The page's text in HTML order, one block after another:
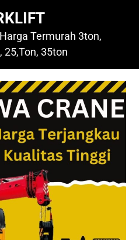
Termurah 3ton,
25,Ton, 35ton